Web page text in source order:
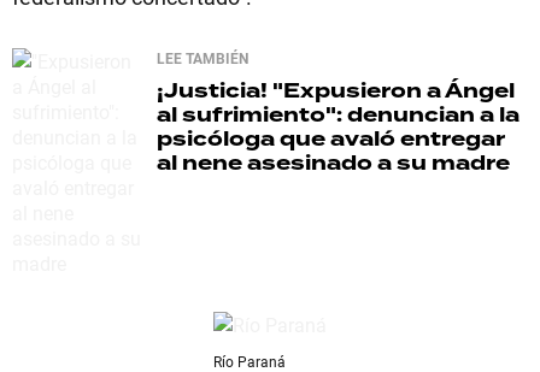
LEE TAMBIÉN
¡Justicia! "Expusieron a Ángel
al sufrimiento": denuncian a la
psicóloga que avaló entregar
al nene asesinado a su madre
Río Paraná